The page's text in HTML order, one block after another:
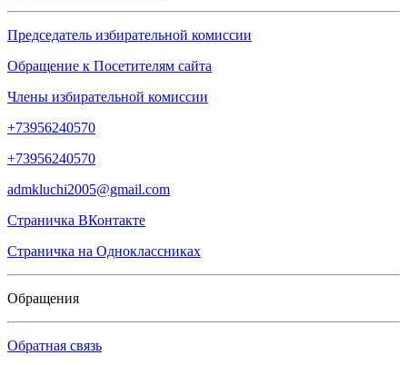
Председатель избирательной комиссии
Обращение к Посетителям сайта
Члены избирательной комиссии
+73956240570
+73956240570
admkluchi2005@gmail.com
Страничка ВКонтакте
Страничка на Одноклассниках
Обращения
Обратная связь